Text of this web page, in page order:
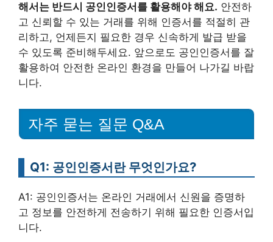
해서는 반드시 공인인증서를 활용해야 해요. 안전하
고 신뢰할 수 있는 거래를 위해 인증서를 적절히 관
리하고, 언제든지 필요한 경우 신속하게 발급 받을
수 있도록 준비해두세요. 앞으로도 공인인증서를 잘
활용하여 안전한 온라인 환경을 만들어 나가길 바랍
니다.
자주 묻는 질문 Q&A
Q1: 공인인증서란 무엇인가요?
A1: 공인인증서는 온라인 거래에서 신원을 증명하
고 정보를 안전하게 전송하기 위해 필요한 인증서입
니다.